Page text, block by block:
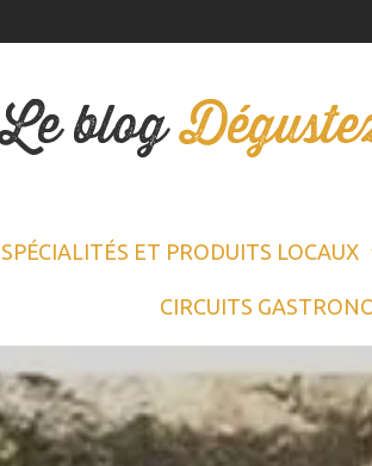
Le blog
SPÉCIALITÉS ET PRODUITS LOCAUX
CIRCUITS